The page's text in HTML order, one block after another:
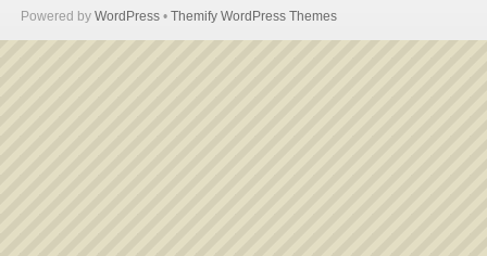
Powered by WordPress • Themify WordPress Themes